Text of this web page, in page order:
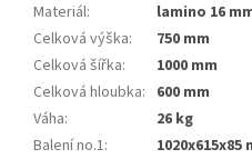
Materiál:
lamino 16
Celková výška:
750 mm
Celková šířka:
1000 mm
Celková hloubka: 600 mm
Váha:
26 kg
Balení no.1:
1020x615x85